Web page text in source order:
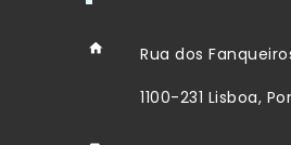
Rua dos
1100-231 Lisboa,